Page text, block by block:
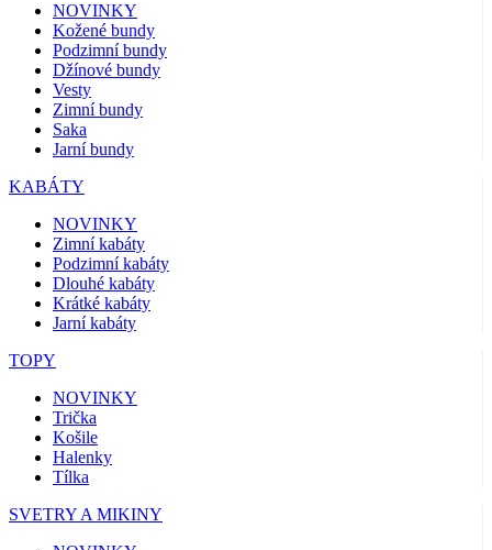
NOVINKY
Kožené bundy
Podzimní bundy
Džínové bundy
Vesty
Zimní bundy
Saka
Jarní bundy
KABÁTY
NOVINKY
Zimní kabáty
Podzimní kabáty
Dlouhé kabáty
Krátké kabáty
Jarní kabáty
TOPY
NOVINKY
Trička
Košile
Halenky
Tílka
SVETRY A MIKINY